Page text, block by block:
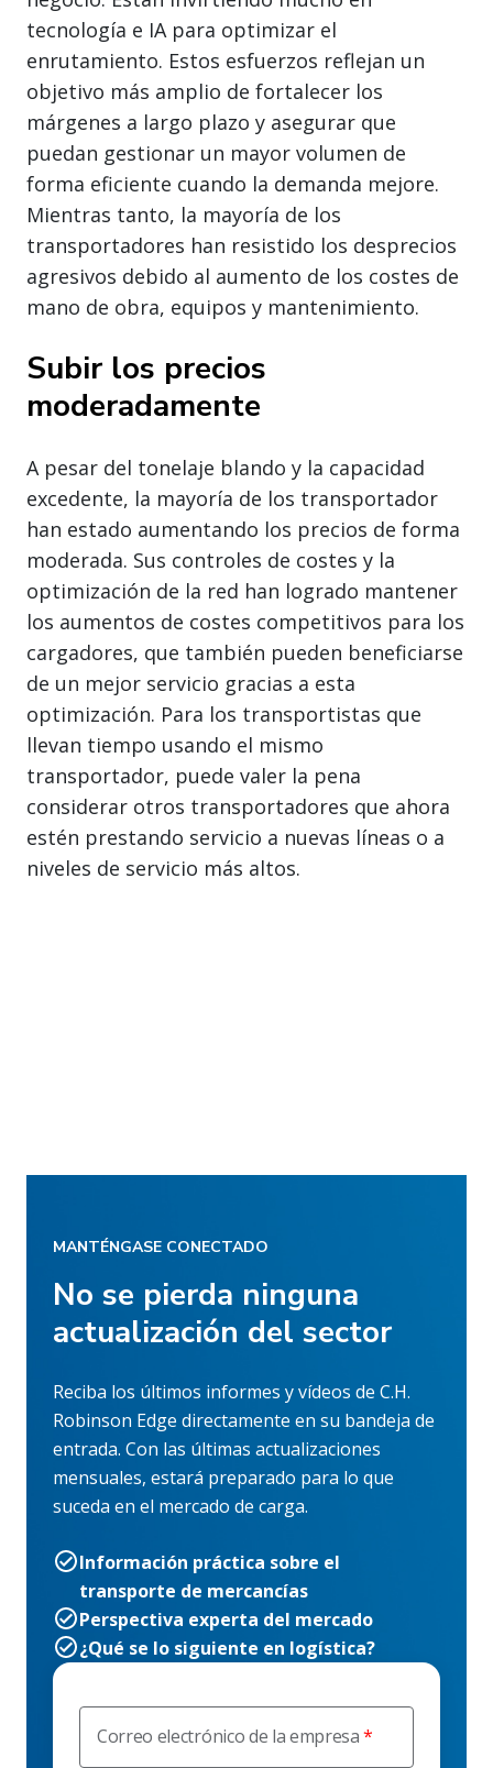
tecnología e IA para optimizar el
enrutamiento. Estos esfuerzos reflejan un
objetivo más amplio de fortalecer los
márgenes a largo plazo y asegurar que
puedan gestionar un mayor volumen de
forma eficiente cuando la demanda mejore.
Mientras tanto, la mayoría de los
transportadores han resistido los desprecios
agresivos debido al aumento de los costes de
mano de obra, equipos y mantenimiento.
Subir los precios
moderadamente
A pesar del tonelaje blando y la capacidad
excedente, la mayoría de los transportador
han estado aumentando los precios de forma
moderada. Sus controles de costes y la
optimización de la red han logrado mantener
los aumentos de costes competitivos para los
cargadores, que también pueden beneficiarse
de un mejor servicio gracias a esta
optimización. Para los transportistas que
llevan tiempo usando el mismo
transportador, puede valer la pena
considerar otros transportadores que ahora
estén prestando servicio a nuevas líneas o a
niveles de servicio más altos.
Correo electrónico de la empresa
MANTÉNGASE CONECTADO
No se pierda ninguna
actualización del sector
Reciba los últimos informes y vídeos de C.H.
Robinson Edge directamente en su bandeja de
entrada. Con las últimas actualizaciones
mensuales, estará preparado para lo que
suceda en el mercado de carga.
Información práctica sobre el
transporte de mercancías
Perspectiva experta del mercado
¿Qué se lo siguiente en logística?